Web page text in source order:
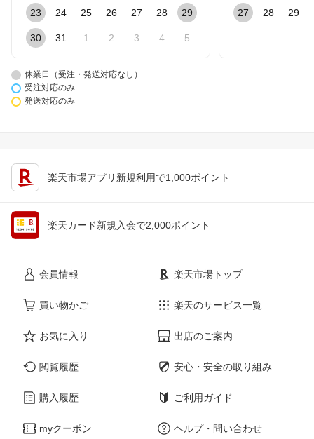
23 24 25 26 27 28 29
30 31 1 2 3 4 5
27 28 29
休業日（受注・発送対応なし）
受注対応のみ
発送対応のみ
楽天市場アプリ新規利用で1,000ポイント
楽天カード新規入会で2,000ポイント
会員情報
買い物かご
お気に入り
閲覧履歴
購入履歴
myクーポン
楽天市場トップ
楽天のサービス一覧
出店のご案内
安心・安全の取り組み
ご利用ガイド
ヘルプ・問い合わせ